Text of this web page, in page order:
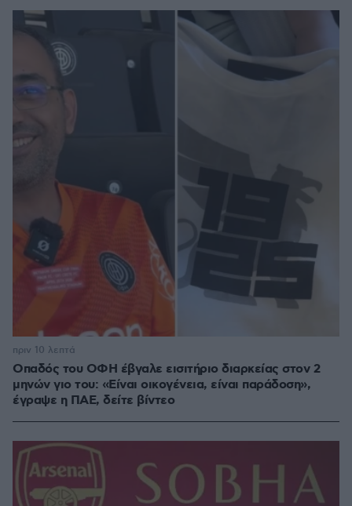
Οπαδός του ΟΦΗ έβγαλε εισιτήριο διαρκείας στον 2
μηνών γιο του: «Είναι οικογένεια, είναι παράδοση»,
έγραψε η ΠΑΕ, δείτε βίντεο
πριν 10 λεπτά